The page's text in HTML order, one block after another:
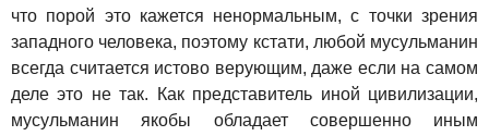
что порой это кажется ненормальным, с точки зрения
западного человека, поэтому кстати, любой мусульманин
всегда считается истово верующим, даже если на самом
деле это не так. Как представитель иной цивилизации,
мусульманин якобы обладает совершенно иным